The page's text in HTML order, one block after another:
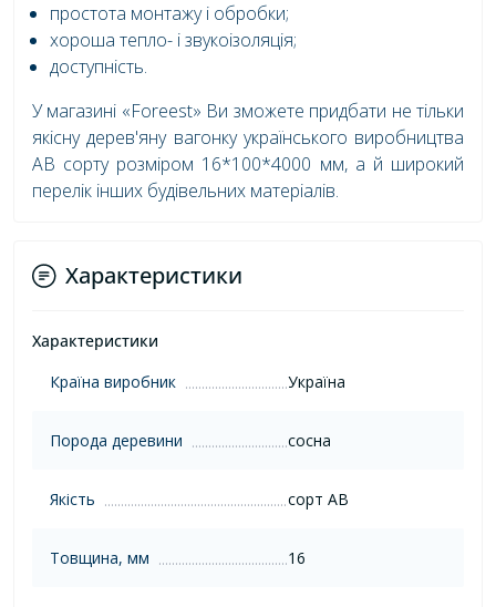
простота монтажу і обробки;
хороша тепло- і звукоізоляція;
доступність.
У магазині «Foreest» Ви зможете придбати не тільки
якісну дерев'яну вагонку українського виробництва
AB сорту розміром 16*100*4000 мм, а й широкий
перелік інших будівельних матеріалів.
Характеристики
Характеристики
Країна виробник
Україна
Порода деревини сосна
Якість сорт AB
Товщина, мм 16